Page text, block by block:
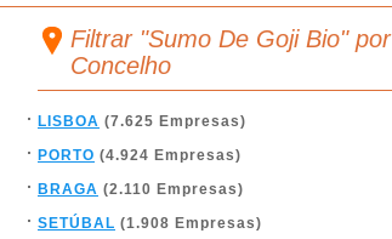
Filtrar "Sumo De Goji Bio" por
Concelho
LISBOA (7.625 Empresas)
PORTO (4.924 Empresas)
BRAGA (2.110 Empresas)
SETÚBAL (1.908 Empresas)